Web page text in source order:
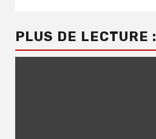
PLUS DE LECTURE :